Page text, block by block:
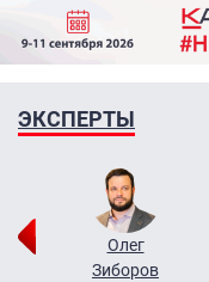
ЭКСПЕРТЫ
Олег
Зиборов